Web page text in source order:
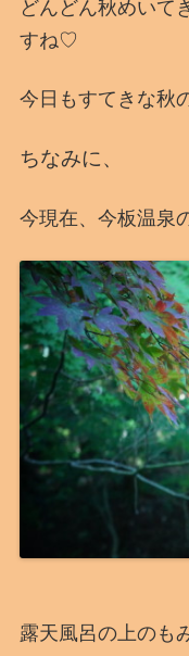
どんどん秋めいて
すね♡
今日もすてきな秋
ちなみに、
今現在、今板温泉
露天風呂の上のも